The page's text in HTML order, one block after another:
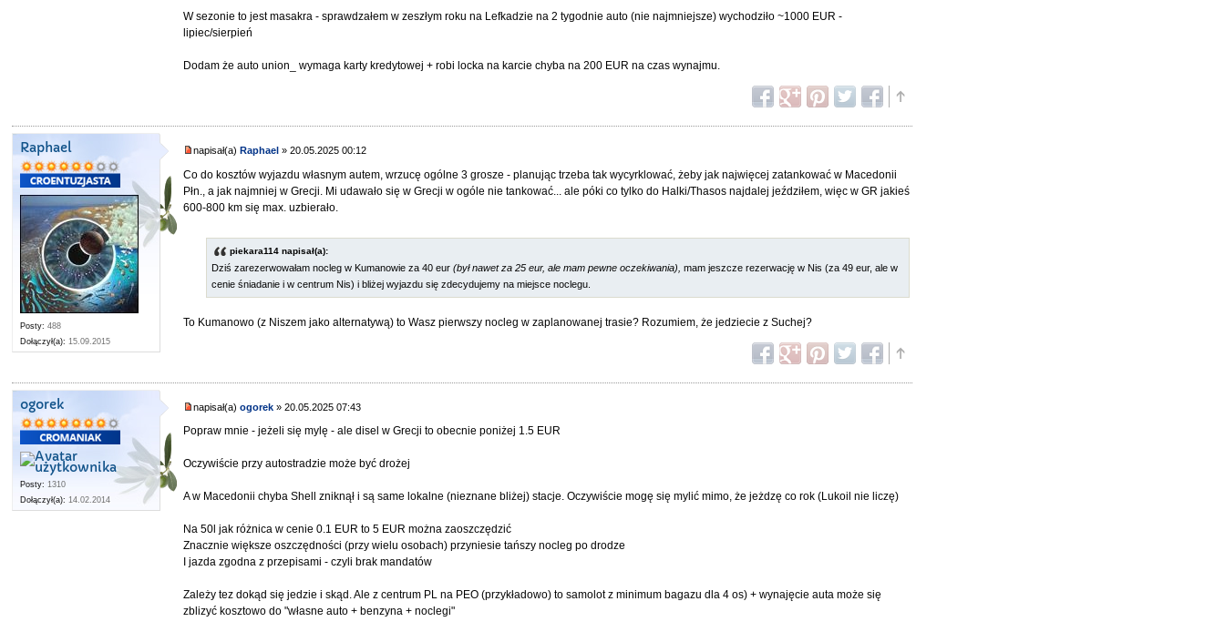
W sezonie to jest masakra - sprawdzałem w zeszłym roku na Lefkadzie na 2 tygodnie auto (nie najmniejsze) wychodziło ~1000 EUR -
lipiec/sierpień
Dodam że auto union_ wymaga karty kredytowej + robi locka na karcie chyba na 200 EUR na czas wynajmu.
Raphael
Posty: 488
Dołączył(a): 15.09.2015
napisał(a) Raphael » 20.05.2025 00:12
Co do kosztów wyjazdu własnym autem, wrzucę ogólne 3 grosze - planując trzeba tak wycyrklować, żeby jak najwięcej zatankować w Macedonii
Płn., a jak najmniej w Grecji. Mi udawało się w Grecji w ogóle nie tankować... ale póki co tylko do Halki/Thasos najdalej jeździłem, więc w GR jakieś
600-800 km się max. uzbierało.
piekara114 napisał(a):
Dziś zarezerwowałam nocleg w Kumanowie za 40 eur (był nawet za 25 eur, ale mam pewne oczekiwania), mam jeszcze rezerwację w Nis (za 49 eur, ale w
cenie śniadanie i w centrum Nis) i bliżej wyjazdu się zdecydujemy na miejsce noclegu.
To Kumanowo (z Niszem jako alternatywą) to Wasz pierwszy nocleg w zaplanowanej trasie? Rozumiem, że jedziecie z Suchej?
ogorek
Posty: 1310
Dołączył(a): 14.02.2014
napisał(a)ogorek » 20.05.2025 07:43
Popraw mnie - jeżeli się mylę - ale disel w Grecji to obecnie poniżej 1.5 EUR
Oczywiście przy autostradzie może być drożej
A w Macedonii chyba Shell zniknął i są same lokalne (nieznane bliżej) stacje. Oczywiście mogę się mylić mimo, że jeżdzę co rok (Lukoil nie liczę)
Na 50l jak różnica w cenie 0.1 EUR to 5 EUR można zaoszczędzić
Znacznie większe oszczędności (przy wielu osobach) przyniesie tańszy nocleg po drodze
I jazda zgodna z przepisami - czyli brak mandatów
Zależy tez dokąd się jedzie i skąd. Ale z centrum PL na PEO (przykładowo) to samolot z minimum bagazu dla 4 os) + wynajęcie auta może się
zblizyć kosztowo do "własne auto + benzyna + noclegi"